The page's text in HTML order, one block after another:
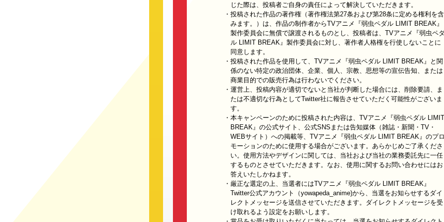
じた際は、投稿者ご自身の責任によって解決していただきます。
・投稿された作品の著作権（著作権法第27条および第28条に定める権利を含
みます。）は、作品の制作者からTVアニメ『弱虫ペダル LIMIT BREAK』
製作委員会に無償で譲渡されるものとし、投稿者は、TVアニメ『弱虫ペ
ル LIMIT BREAK』製作委員会に対し、著作者人格権を行使しないことに
同意します。
・投稿された作品を使用して、TVアニメ『弱虫ペダル LIMIT BREAK』と関
係のない特定の政治団体、企業、個人、宗教、思想等の宣伝告知、または
商業目的での販売行為は行わないでください。
・運営上、投稿内容が適切でないと当社が判断した場合には、削除要請、ま
たは不適切な行為としてTwitter社に報告させていただく可能性がございま
す。
・本キャンペーンのために投稿された内容は、TVアニメ『弱虫ペダル LIMIT
BREAK』の公式サイト、公式SNSまたは告知媒体（雑誌・新聞・TV・
WEBサイト）への掲載等、TVアニメ『弱虫ペダル LIMIT BREAK』のプロ
モーションのために使用する場合がございます。あらかじめご了承くださ
い。使用方法やデザインに関しては、当社および当社の業務委託先に一任
するものとさせていただきます。なお、使用に関するお問い合わせにはお
答えいたしかねます。
・厳正な選定の上、当選者にはTVアニメ『弱虫ペダル LIMIT BREAK』
Twitter公式アカウント（yowapeda_anime)から、当選をお知らせするダイ
レクトメッセージを送信させていただきます。ダイレクトメッセージを受
け取れるよう設定をお願いします。